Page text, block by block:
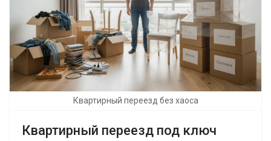
Квартирный переезд без хаоса
Квартирный переезд под ключ